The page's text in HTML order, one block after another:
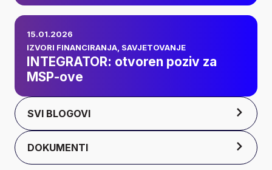
INTEGRATOR:
otvoren poziv za
MSP-ove
15.01.2026
IZVORI FINANCIRANJA SAVJETOVANJE
INTEGRATOR: otvoren poziv za
MSP-ove
SVI BLOGOVI
DOKUMENTI